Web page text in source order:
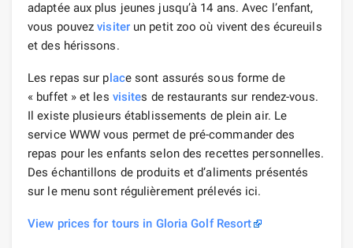
adaptée aux plus jeunes jusqu’à 14 ans. Avec l’enfant,
vous pouvezvisiterun petit zoo où vivent des écureuils
et des hérissons.
Les repas sur place sont assurés sous forme de
« buffet » et les visites de restaurants sur rendez-vous.
Il existe plusieurs établissements de plein air. Le
service WWW vous permet de pré-commander des
repas pour les enfants selon des recettes personnelles.
Des échantillons de produits et d’aliments présentés
sur le menu sont régulièrement prélevés ici.
View prices for tours in Gloria Golf Resort